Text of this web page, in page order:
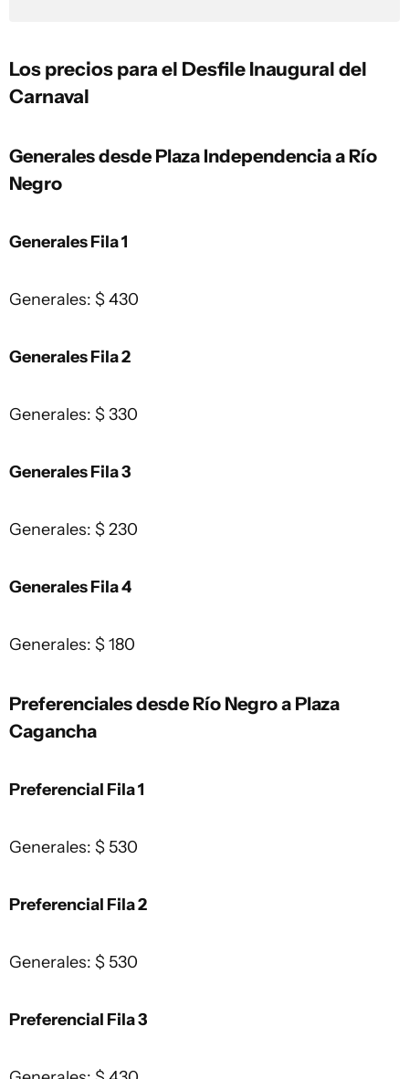
Los precios para el Desfile Inaugural del
Carnaval
Generales desde Plaza Independencia a Río
Negro
Generales Fila 1
Generales: $ 430
Generales Fila 2
Generales: $ 330
Generales Fila 3
Generales: $ 230
Generales Fila 4
Generales: $ 180
Preferenciales desde Río Negro a Plaza
Cagancha
Preferencial Fila 1
Generales: $ 530
Preferencial Fila 2
Generales: $ 530
Preferencial Fila 3